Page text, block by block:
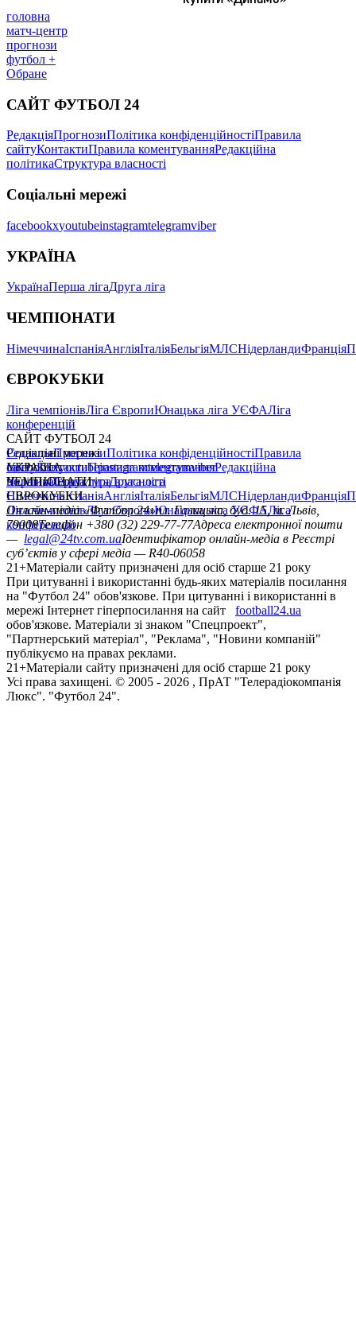
головна
матч-центр
прогнози
футбол +
Обране
САЙТ ФУТБОЛ 24
РедакціяПрогнозиПолітика конфіденційностіПравила
сайтуКонтактиПравила коментуванняРедакційна
політикаСтруктура власності
Соціальні мережі
facebookxyoutubeinstagramtelegramviber
УКРАЇНА
УкраїнаПерша лігаДруга ліга
ЧЕМПІОНАТИ
НімеччинаІспаніяАнгліяІталіяБельгіяМЛСНідерландиФранція
ЄВРОКУБКИ
Ліга чемпіонівЛіга ЄвропиЮнацька ліга УЄФАЛіга
конференцій
САЙТ ФУТБОЛ 24
РедакціяПрогнозиПолітика конфіденційностіПравила
сайтуКонтактиПравила коментуванняРедакційна
політикаСтруктура власності
Соціальні мережі
facebookxyoutubeinstagramtelegramviber
УКРАЇНА
УкраїнаПерша лігаДруга ліга
ЧЕМПІОНАТИ
НімеччинаІспаніяАнгліяІталіяБельгіяМЛСНідерландиФранція
ЄВРОКУБКИ
Ліга чемпіонівЛіга ЄвропиЮнацька ліга УЄФАЛіга
конференцій
Онлайн-медіа «Футбол 24»пл. Галицька, буд. 15, м. Львів,
79008Телефон +380 (32) 229-77-77Адреса електронної пошти
— legal@24tv.com.uaІдентифікатор онлайн-медіа в Реєстрі
суб’єктів у сфері медіа — R40-06058
21+Матеріали сайту призначені для осіб старше 21 року
При цитуванні і використанні будь-яких матеріалів посилання
на "Футбол 24" обов'язкове. При цитуванні і використанні в
мережі Інтернет гіперпосилання на сайт
football24.ua
обов'язкове. Матеріали зі знаком "Спецпроект",
"Партнерський матеріал", "Реклама", "Новини компаній"
публікуємо на правах реклами.
21+Матеріали сайту призначені для осіб старше 21 року
Усi права захищенi. © 2005 - 2026 , ПрАТ "Телерадіокомпанія
Люкс". "Футбол 24".